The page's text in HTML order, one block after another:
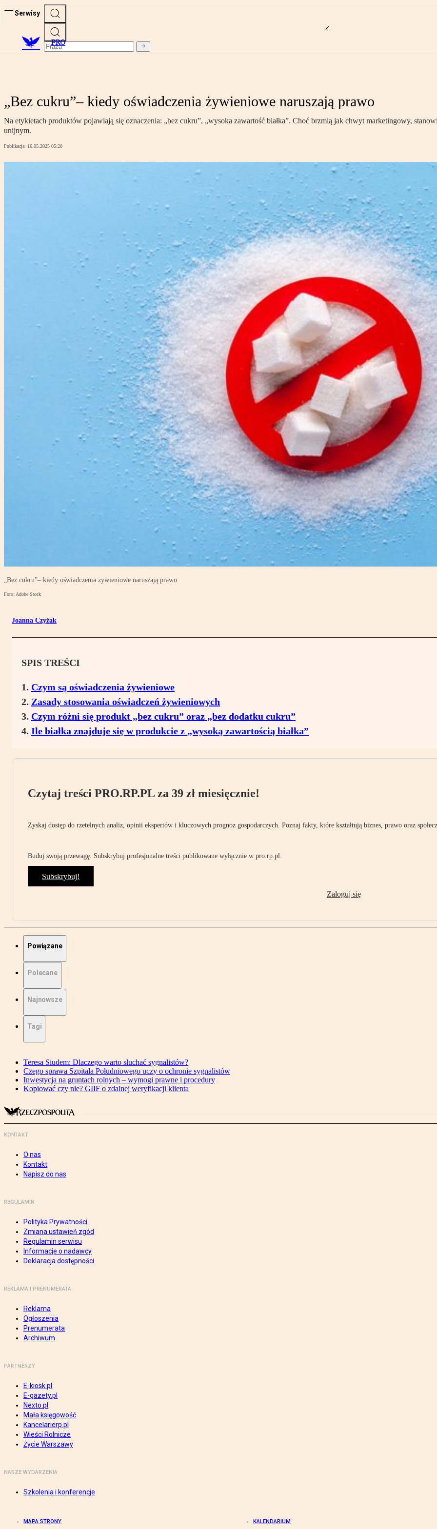
Serwisy
PRO
„Bez cukru”– kiedy oświadczenia żywieniowe naruszają prawo
Na etykietach produktów pojawiają się oznaczenia: „bez cukru”, „wysoka zawartość białka”. Choć brzmią jak chwyt marketingowy,
unijnym.
Publikacja: 16.05.2025 05:20
„Bez cukru”– kiedy oświadczenia żywieniowe naruszają prawo
Foto: Adobe Stock
Joanna Czyżak
SPIS TREŚCI
Czym są oświadczenia żywieniowe
Zasady stosowania oświadczeń żywieniowych
Czym różni się produkt „bez cukru” oraz „bez dodatku cukru”
Ile białka znajduje się w produkcie z „wysoką zawartością białka”
Czytaj treści PRO.RP.PL za 39 zł miesięcznie!
Zyskaj dostęp do rzetelnych analiz, opinii ekspertów i kluczowych prognoz gospodarczych. Poznaj fakty, które kształtują biznes, prawo oraz
Buduj swoją przewagę. Subskrybuj profesjonalne treści publikowane wyłącznie w pro.rp.pl.
Subskrybuj!
Zaloguj się
Powiązane
Polecane
Najnowsze
Tagi
Teresa Siudem: Dlaczego warto słuchać sygnalistów?
Czego sprawa Szpitala Południowego uczy o ochronie sygnalistów
Inwestycja na gruntach rolnych – wymogi prawne i procedury
Kopiować czy nie? GIIF o zdalnej weryfikacji klienta
KONTAKT
O nas
Kontakt
Napisz do nas
REGULAMIN
Polityka Prywatności
Zmiana ustawień zgód
Regulamin serwisu
Informacje o nadawcy
Deklaracja dostępności
REKLAMA I PRENUMERATA
Reklama
Ogłoszenia
Prenumerata
Archiwum
PARTNERZY
E-kiosk.pl
E-gazety.pl
Nexto.pl
Mała księgowość
Kancelarierp.pl
Wieści Rolnicze
Życie Warszawy
NASZE WYDARZENIA
Szkolenia i konferencje
MAPA STRONY KALENDARIUM